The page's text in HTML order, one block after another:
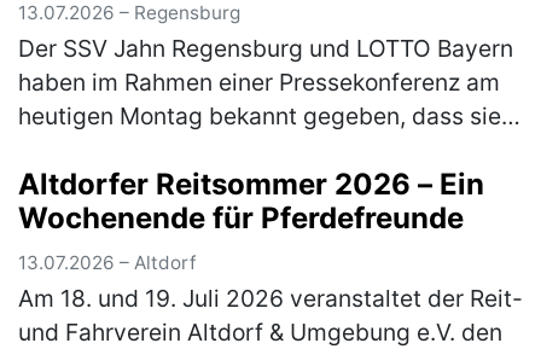
13.07.2026 – Regensburg
Der SSV Jahn Regensburg und LOTTO Bayern
haben im Rahmen einer Pressekonferenz am
heutigen Montag bekannt gegeben, dass sie
fortsetzen. Die loyale und sehr langjäh…
(mehr)
Altdorfer Reitsommer 2026 – Ein
Wochenende für Pferdefreunde
13.07.2026 – Altdorf
Am 18. und 19. Juli 2026 veranstaltet der Reit-
und Fahrverein Altdorf & Umgebung e.V. den